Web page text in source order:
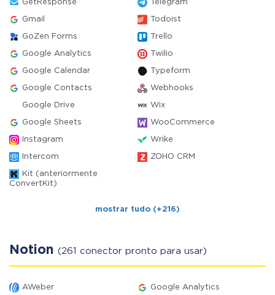
GetResponse Telegram
Gmail Todoist
GoZen Forms Trello
Google Analytics Twilio
Google Calendar Typeform
Google Contacts Webhooks
Google Drive Wix
Google Sheets WooCommerce
Instagram Wrike
Intercom ZOHO CRM
Kit (anteriormente
ConvertKit)
mostrar tudo (+216)
Notion (261 conector pronto para usar)
AWeber Google Analytics